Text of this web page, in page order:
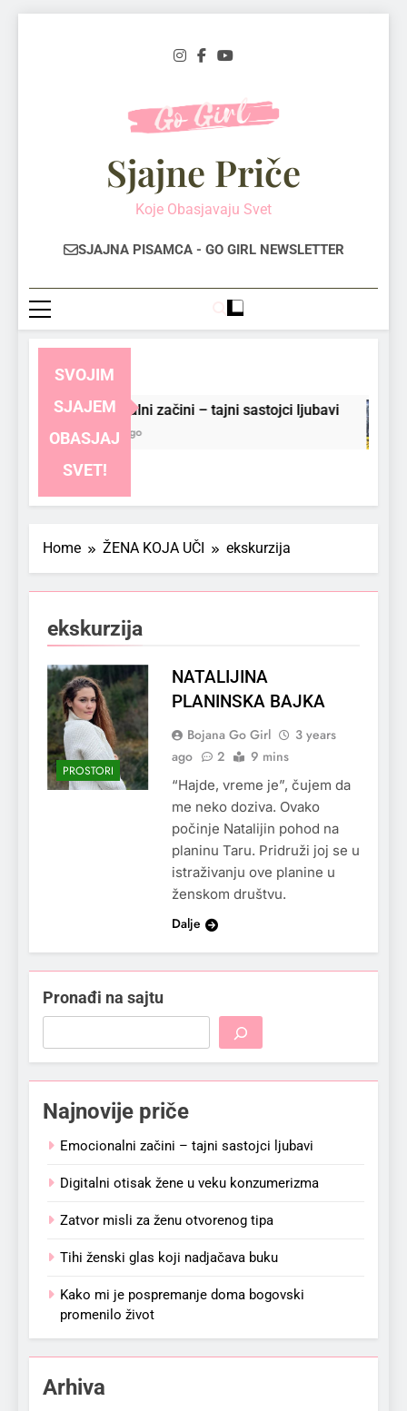
Sjajne Priče
Koje Obasjavaju Svet
SJAJNA PISAMCA - GO GIRL NEWSLETTER
SVOJIM
SJAJEM
OBASJAJ
SVET!
Emocionalni začini – tajni sastojci ljubavi
3 Months Ago
Home ŽENA KOJA UČI ekskurzija
ekskurzija
PROSTORI
NATALIJINA
PLANINSKA BAJKA
Bojana Go Girl
3 years
ago
2 9 mins
“Hajde, vreme je”, čujem da
me neko doziva. Ovako
počinje Natalijin pohod na
planinu Taru. Pridruži joj se u
istraživanju ove planine u
ženskom društvu.
Dalje
Pronađi na sajtu
Najnovije priče
Emocionalni začini – tajni sastojci ljubavi
Digitalni otisak žene u veku konzumerizma
Zatvor misli za ženu otvorenog tipa
Tihi ženski glas koji nadjačava buku
Kako mi je pospremanje doma bogovski
promenilo život
Arhiva